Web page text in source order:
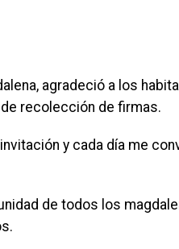
agradeció a los
recolección de firmas.
y cada día me
de todos los